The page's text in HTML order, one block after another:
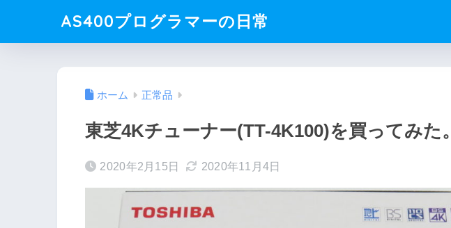
AS400プログラマーの日常
ホーム 正常品
東芝4Kチューナー(TT-4K100)を買ってみた。
2020年2月15日 2020年11月4日